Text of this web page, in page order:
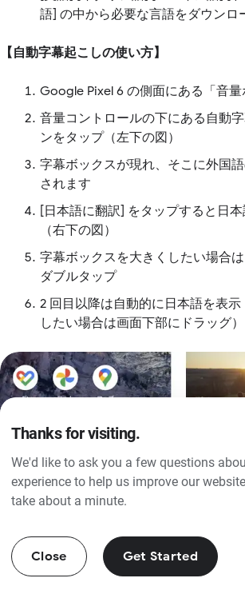
語] の中から必要な言語をダウンロ
【自動字幕起こしの使い方】
Google Pixel 6 の側面にある「音
音量コントロールの下にある自動
ンをタップ（左下の図）
字幕ボックスが現れ、そこに外国
されます
[日本語に翻訳] をタップすると日
（右下の図）
字幕ボックスを大きくしたい場合
ダブルタップ
2 回目以降は自動的に日本語を表
したい場合は画面下部にドラッグ）
Thanks for visiting.
We'd like to ask you a few questions
experience to help us improve our
take about a minute.
Close Get Started